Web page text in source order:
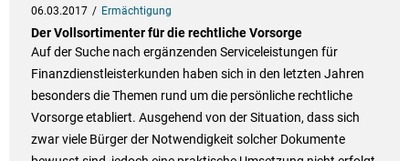
06.03.2017 Ermächtigung
Der Vollsortimenter für die rechtliche Vorsorge
Auf der Suche nach ergänzenden Serviceleistungen für
Finanzdienstleisterkunden haben sich in den letzten Jahren
besonders die Themen rund um die persönliche rechtliche
Vorsorge etabliert. Ausgehend von der Situation, dass sich
zwar viele Bürger der Notwendigkeit solcher Dokumente